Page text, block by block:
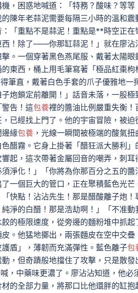
，困惑地喊道：「特務？酸味？等
陳年老蒜泥需要每隔三小時的溫和
「重點不是蒜泥！重點是**時空正
西！除了——你那缸蒜泥！」就在廖
。一個穿著黑色燕尾服、戴著太陽
東西，桶上用毛筆寫著「極品紅棗
筆直，戴著白色手套的爪子優雅地一
炮鎖定前離開！」話音未落，一股
告！這包養裡的醬油比例嚴重失衡！
已經找上門了。他的宇宙冒險，被
邊緣包養 ，光線一瞬間被極端的酸氣
醋霧。它身上掛著「醋狂派大勝利
起，這次帶著金屬回音的嘲弄，刺
淨化！」「你將為你那百分之五的
一個巨大的管口，正在聚積藍色光
快點！沾沾先生！那是醋酸離子炮
淨的白醋！那是浩劫啊！」「不准
的極限速度，從旁邊的麵粉堆中抓
。他猛地擲出，兩張麵皮在空中交
盾」，薄韌而充滿彈性。藍色離子包
，但奇蹟般地擋住了攻擊，只是散
，中藥味更濃了。廖沾沾知道，他
的全部力量，將那口比他還胖的缸